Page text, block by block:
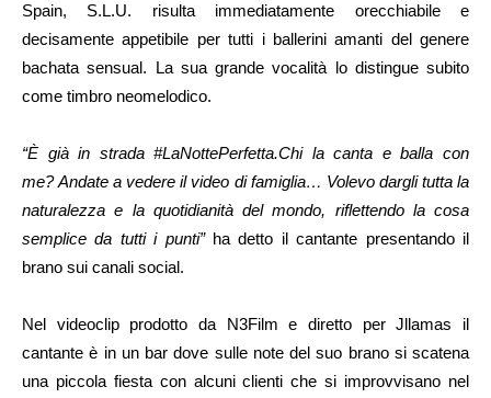
Spain, S.L.U. risulta immediatamente orecchiabile e
decisamente appetibile per tutti i ballerini amanti del genere
bachata sensual. La sua grande vocalità lo distingue subito
come timbro neomelodico.
“È già in strada #LaNottePerfetta.Chi la canta e balla con
me? Andate a vedere il video di famiglia… Volevo dargli tutta la
naturalezza e la quotidianità del mondo, riflettendo la cosa
semplice da tutti i punti”ha detto il cantante presentando il
brano sui canali social.
Nel videoclip prodotto da N3Film e diretto per Jllamas il
cantante è in un bar dove sulle note del suo brano si scatena
una piccola fiesta con alcuni clienti che si improvvisano nel